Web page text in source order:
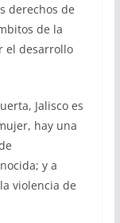
derechos de
de la
el desarrollo
Jalisco es
hay una
y a
violencia de